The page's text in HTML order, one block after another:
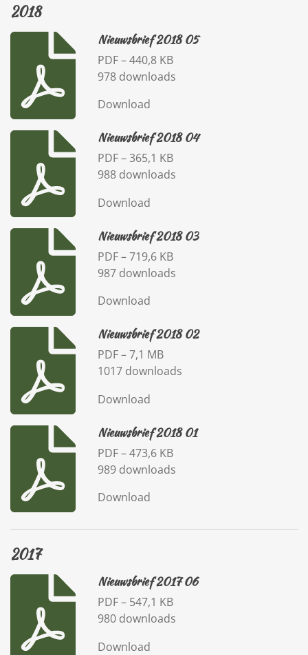
2018
Nieuwsbrief 2018 05
PDF – 440,8 KB
978 downloads
Download
Nieuwsbrief 2018 04
PDF – 365,1 KB
988 downloads
Download
Nieuwsbrief 2018 03
PDF – 719,6 KB
987 downloads
Download
Nieuwsbrief 2018 02
PDF – 7,1 MB
1017 downloads
Download
Nieuwsbrief 2018 01
PDF – 473,6 KB
989 downloads
Download
2017
Nieuwsbrief 2017 06
PDF – 547,1 KB
980 downloads
Download